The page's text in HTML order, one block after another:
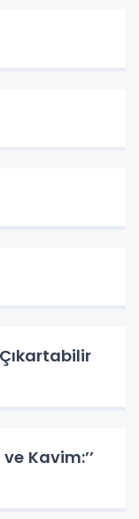
Kavim:’’